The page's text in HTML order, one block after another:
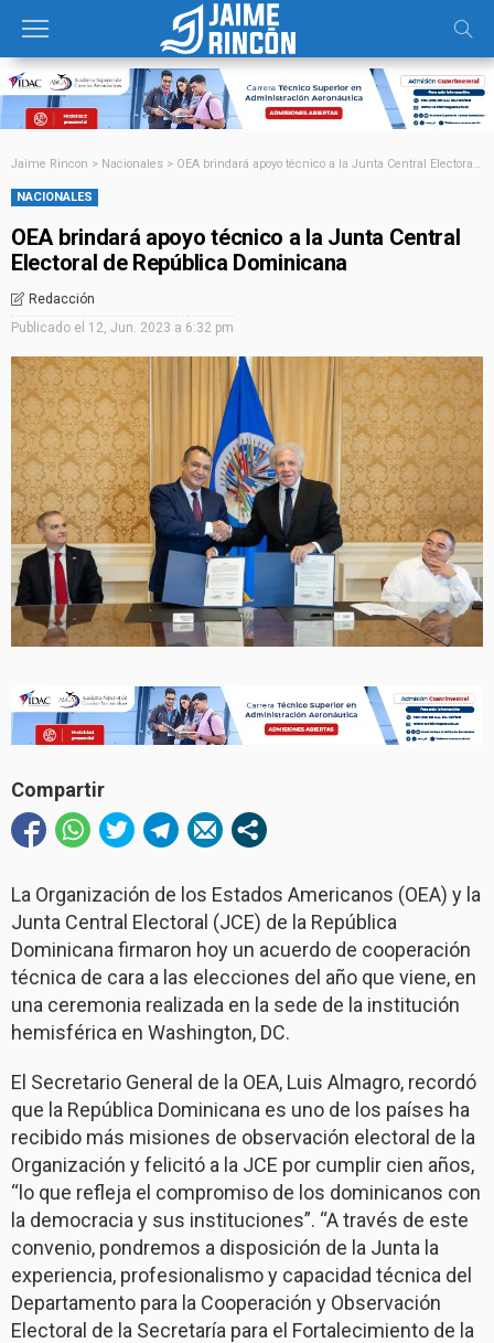
Jaime Rincon > Nacionales > OEA brindará apoyo técnico a la Junta Central Electoral de República Dominicana
NACIONALES
OEA brindará apoyo técnico a la Junta Central
Electoral de República Dominicana
Redacción
Publicado el 12, Jun. 2023 a 6:32 pm
Compartir
La Organización de los Estados Americanos (OEA) y la
Junta Central Electoral (JCE) de la República
Dominicana firmaron hoy un acuerdo de cooperación
técnica de cara a las elecciones del año que viene, en
una ceremonia realizada en la sede de la institución
hemisférica en Washington, DC.
El Secretario General de la OEA, Luis Almagro, recordó
que la República Dominicana es uno de los países ha
recibido más misiones de observación electoral de la
Organización y felicitó a la JCE por cumplir cien años,
“lo que refleja el compromiso de los dominicanos con
la democracia y sus instituciones”. “A través de este
convenio, pondremos a disposición de la Junta la
experiencia, profesionalismo y capacidad técnica del
Departamento para la Cooperación y Observación
Electoral de la Secretaría para el Fortalecimiento de la